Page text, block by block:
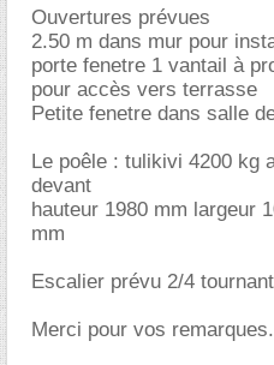
Ouvertures prévues
2.50 m dans mur pour
porte fenetre 1 vantail à
pour accès vers terrasse
Petite fenetre dans salle
Le poêle : tulikivi 4200 kg
devant
hauteur 1980 mm largeur
mm
Escalier prévu 2/4
Merci pour vos remarques.